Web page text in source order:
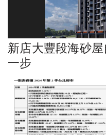
新店大豐段海砂
一步